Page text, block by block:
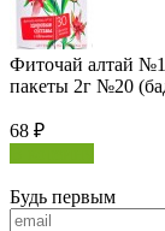
Фиточай алтай
пакеты 2г №20
68 ₽
Будь первым